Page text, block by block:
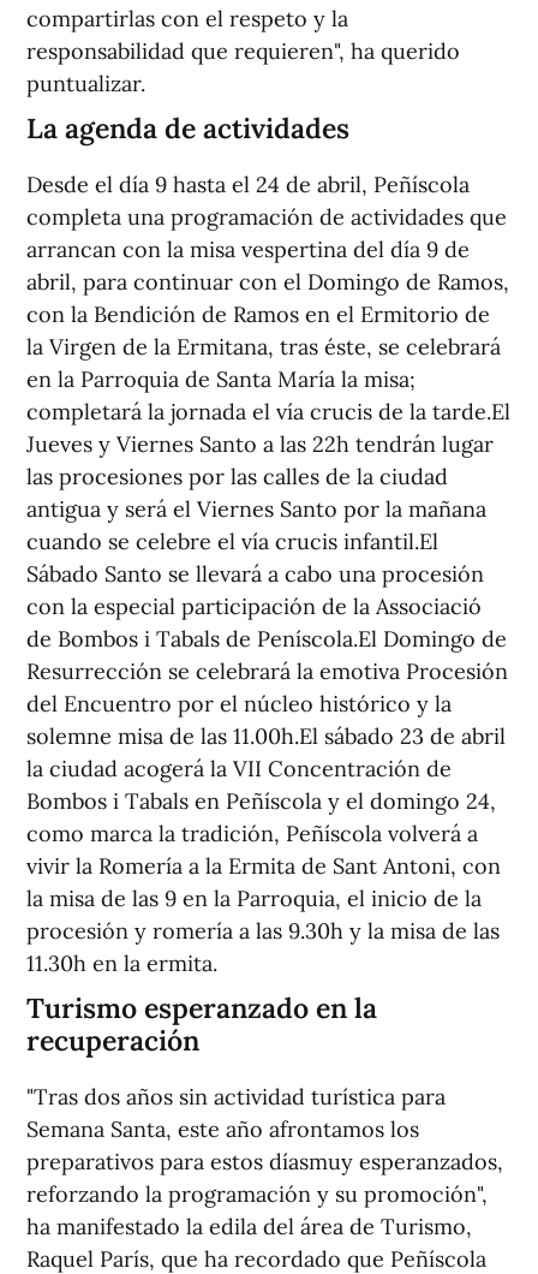
compartirlas con el respeto y la
responsabilidad que requieren", ha querido
puntualizar.
La agenda de actividades
Desde el día 9 hasta el 24 de abril, Peñíscola
completa una programación de actividades que
arrancan con la misa vespertina del día 9 de
abril, para continuar con el Domingo de Ramos,
con la Bendición de Ramos en el Ermitorio de
la Virgen de la Ermitana, tras éste, se celebrará
en la Parroquia de Santa María la misa;
completará la jornada el vía crucis de la tarde.El
Jueves y Viernes Santo a las 22h tendrán lugar
las procesiones por las calles de la ciudad
antigua y será el Viernes Santo por la mañana
cuando se celebre el vía crucis infantil.El
Sábado Santo se llevará a cabo una procesión
con la especial participación de la Associació
de Bombos i Tabals de Peníscola.El Domingo de
Resurrección se celebrará la emotiva Procesión
del Encuentro por el núcleo histórico y la
solemne misa de las 11.00h.El sábado 23 de abril
la ciudad acogerá la VII Concentración de
Bombos i Tabals en Peñíscola y el domingo 24,
como marca la tradición, Peñíscola volverá a
vivir la Romería a la Ermita de Sant Antoni, con
la misa de las 9 en la Parroquia, el inicio de la
procesión y romería a las 9.30h y la misa de las
11.30h en la ermita.
Turismo esperanzado en la
recuperación
"Tras dos años sin actividad turística para
Semana Santa, este año afrontamos los
preparativos para estos díasmuy esperanzados,
reforzando la programación y su promoción",
ha manifestado la edila del área de Turismo,
Raquel París, que ha recordado que Peñíscola